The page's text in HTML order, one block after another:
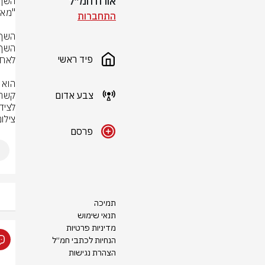
התחברות
פיד ראשי
צבע אדום
פרסם
תמיכה
תנאי שימוש
מדיניות פרטיות
הנחיות לכתבי חמ״ל
הצהרת נגישות